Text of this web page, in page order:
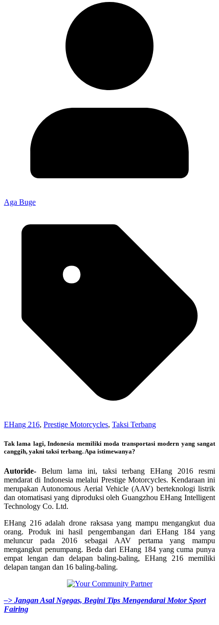
Aga Buge
EHang 216, Prestige Motorcycles, Taksi Terbang
Tak lama lagi, Indonesia memiliki moda transportasi modern yang sangat
canggih, yakni taksi terbang. Apa istimewanya?
Autoride- Belum lama ini, taksi terbang EHang 2016 resmi
mendarat di Indonesia melalui Prestige Motorcycles. Kendaraan ini
merupakan Autonomous Aerial Vehicle (AAV) berteknologi listrik
dan otomatisasi yang diproduksi oleh Guangzhou EHang Intelligent
Technology Co. Ltd.
EHang 216 adalah drone raksasa yang mampu mengangkut dua
orang. Produk ini hasil pengembangan dari EHang 184 yang
meluncur pada 2016 sebagai AAV pertama yang mampu
mengangkut penumpang. Beda dari EHang 184 yang cuma punya
empat lengan dan delapan baling-baling, EHang 216 memiliki
delapan tangan dan 16 baling-baling.
–> Jangan Asal Ngegas, Begini Tips Mengendarai Motor Sport
Fairing